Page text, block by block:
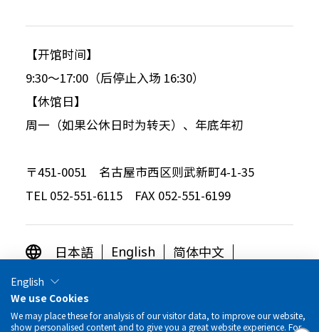
【开馆时间】
9:30～17:00（后停止入场 16:30）
【休馆日】
周一（如果公休日时为转天）、年底年初
〒451-0051 名古屋市西区则武新町4-1-35
TEL 052-551-6115 FAX 052-551-6199
日本語 English
简体中文
繁体中文
OTHER LANGUAGES
English
We use Cookies
We may place these for analysis of our visitor data, to improve our website,
show personalised content and to give you a great website experience. For